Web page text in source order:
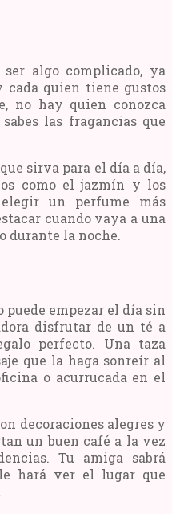
algo complicado, ya
cada quien tiene gustos
no hay quien conozca
las fragancias que
sirva para el día a día,
como el jazmín y los
un perfume más
cuando vaya a una
durante la noche.
puede empezar el día sin
disfrutar de un té a
perfecto. Una taza
que la haga sonreír al
o acurrucada en el
decoraciones alegres y
un buen café a la vez
Tu amiga sabrá
hará ver el lugar que